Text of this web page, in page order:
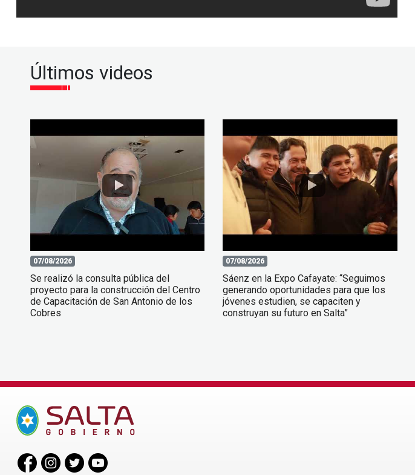
Últimos videos
07/08/2026
Se realizó la consulta pública del
proyecto para la construcción del Centro
de Capacitación de San Antonio de los
Cobres
07/08/2026
Sáenz en la Expo Cafayate: “Seguimos
generando oportunidades para que los
jóvenes estudien, se capaciten y
construyan su futuro en Salta”